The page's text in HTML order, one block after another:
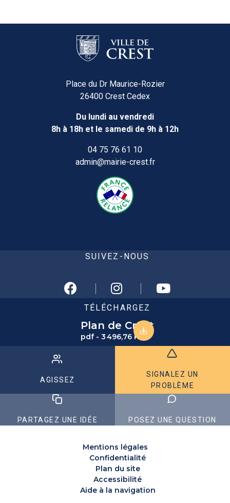
Place du Dr Maurice-Rozier
26400 Crest Cedex
Du lundi au vendredi
8h à 18h et le samedi de 9h à 12h
04 75 76 61 10
admin@mairie-crest.fr
SUIVEZ-NOUS
TÉLÉCHARGEZ
Plan de Crest
pdf - 3 496,76 KB
AGISSEZ
SIGNALEZ UN
PROBLÈME
PARTAGEZ UNE IDÉE POSEZ UNE QUESTION
Mentions légales
Confidentialité
Plan du site
Accessibilité
Aide à la navigation